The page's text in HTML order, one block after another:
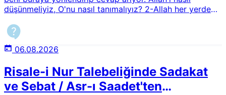
düşünmeliyiz, O'nu nasıl tanımalıyız? 2-Allah her yerdedir
kafamda nasıl oluşturmalıyım? 3-Ruh dediğimiz nedir ve
kalu bela tam olarak nedir?
06.08.2026
Risale-i Nur Talebeliğinde Sadakat
ve Sebat / Asr-ı Saadet'ten